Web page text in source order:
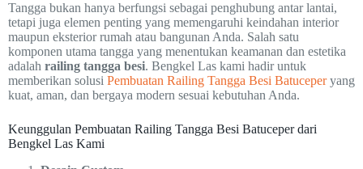
Tangga bukan hanya berfungsi sebagai penghubung antar lantai,
tetapi juga elemen penting yang memengaruhi keindahan interior
maupun eksterior rumah atau bangunan Anda. Salah satu
komponen utama tangga yang menentukan keamanan dan estetika
adalah railing tangga besi. Bengkel Las kami hadir untuk
memberikan solusi Pembuatan Railing Tangga Besi Batuceperyang
kuat, aman, dan bergaya modern sesuai kebutuhan Anda.
Keunggulan Pembuatan Railing Tangga Besi Batuceper dari
Bengkel Las Kami